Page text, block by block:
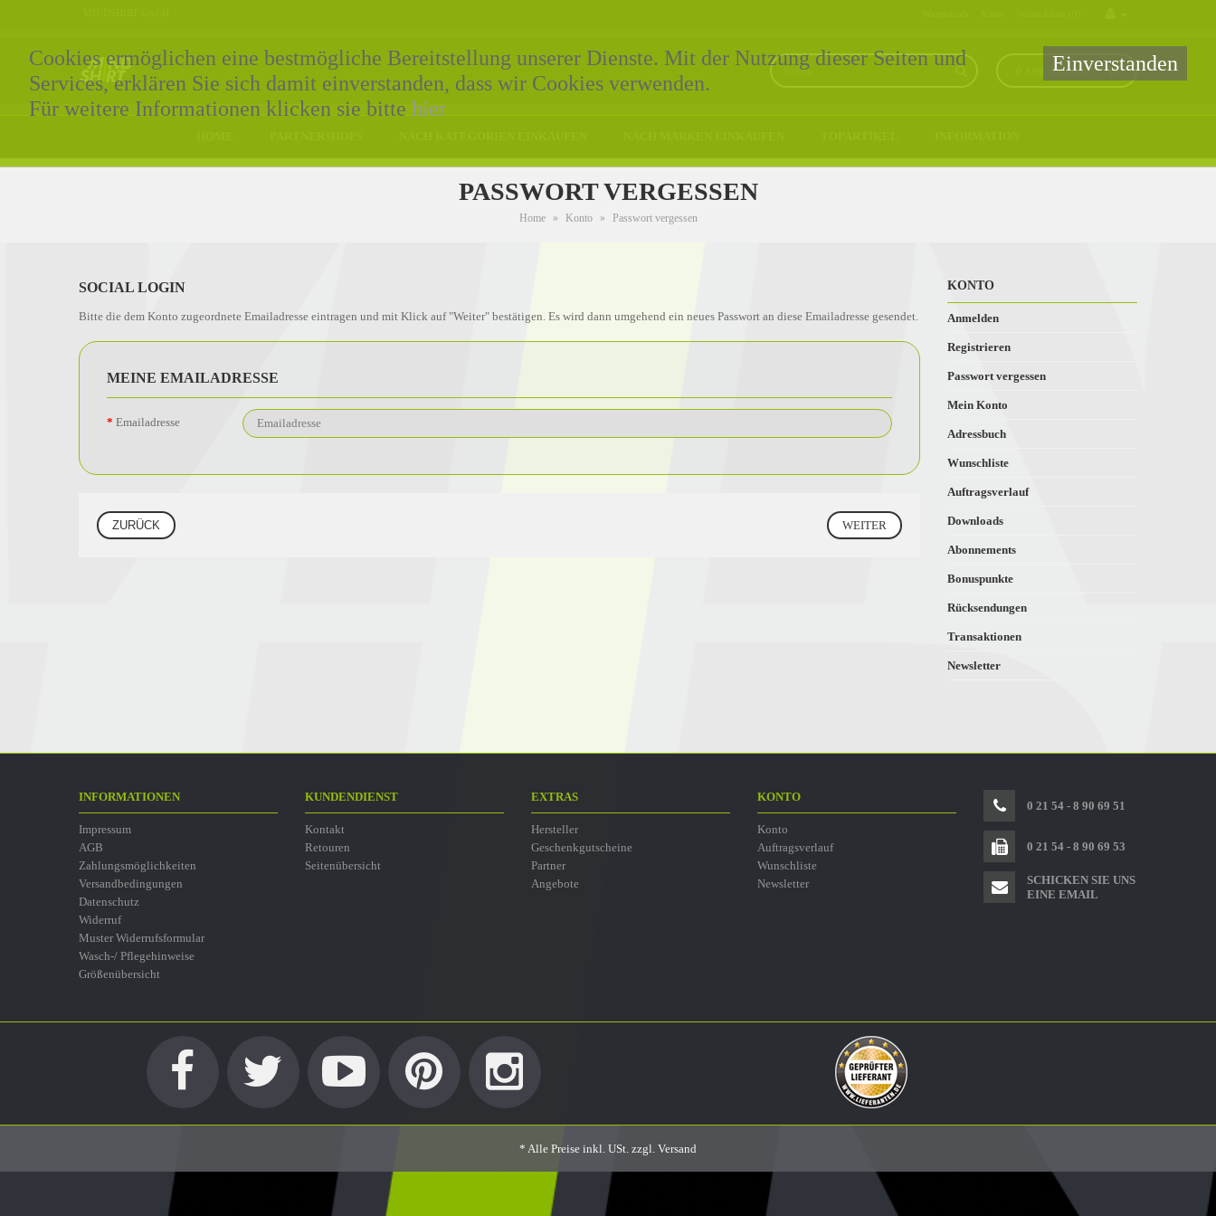
0 Artikel - 0,00€ *
PASSWORT VERGESSEN
Home » Konto » Passwort vergessen
SOCIAL LOGIN
Bitte die dem Konto zugeordnete Emailadresse eintragen und mit Klick auf "Weiter" bestätigen. Es wird dann umgehend ein neues Passwort an diese Emailadresse gesendet.
MEINE EMAILADRESSE
Emailadresse
ZURÜCK
KONTO
Anmelden
Registrieren
Passwort vergessen
Mein Konto
Adressbuch
Wunschliste
Auftragsverlauf
Downloads
Abonnements
Bonuspunkte
Rücksendungen
Transaktionen
Newsletter
INFORMATIONEN
Impressum
AGB
Zahlungsmöglichkeiten
Versandbedingungen
Datenschutz
Widerruf
Muster Widerrufsformular
Wasch-/ Pflegehinweise
Größenübersicht
KUNDENDIENST
Kontakt
Retouren
Seitenübersicht
EXTRAS
Hersteller
Geschenkgutscheine
Partner
Angebote
KONTO
Konto
Auftragsverlauf
Wunschliste
Newsletter
0 21 54 - 8 90 69 51
0 21 54 - 8 90 69 53
SCHICKEN SIE UNS
EINE EMAIL
* Alle Preise inkl. USt. zzgl. Versand
Einverstanden
Cookies ermöglichen eine bestmögliche Bereitstellung unserer Dienste. Mit der Nutzung dieser Seiten und
Services, erklären Sie sich damit einverstanden, dass wir Cookies verwenden.
Für weitere Informationen klicken sie bitte hier